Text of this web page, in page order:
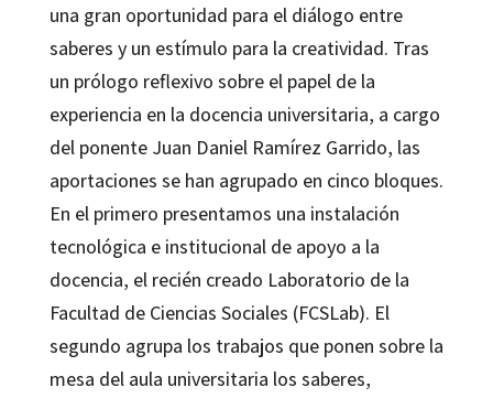
una gran oportunidad para el diálogo entre
saberes y un estímulo para la creatividad. Tras
un prólogo reflexivo sobre el papel de la
experiencia en la docencia universitaria, a cargo
del ponente Juan Daniel Ramírez Garrido, las
aportaciones se han agrupado en cinco bloques.
En el primero presentamos una instalación
tecnológica e institucional de apoyo a la
docencia, el recién creado Laboratorio de la
Facultad de Ciencias Sociales (FCSLab). El
segundo agrupa los trabajos que ponen sobre la
mesa del aula universitaria los saberes,